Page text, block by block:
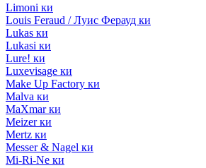
Limoni ки
Louis Feraud / Луис Ферауд ки
Lukas ки
Lukasi ки
Lure! ки
Luxevisage ки
Make Up Factory ки
Malva ки
MaXmar ки
Meizer ки
Mertz ки
Messer & Nagel ки
Mi-Ri-Ne ки